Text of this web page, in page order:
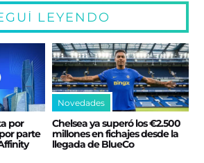
LEYENDO
por
parte
Novedades
Chelsea ya superó los €2.500
millones en fichajes desde la
llegada de BlueCo